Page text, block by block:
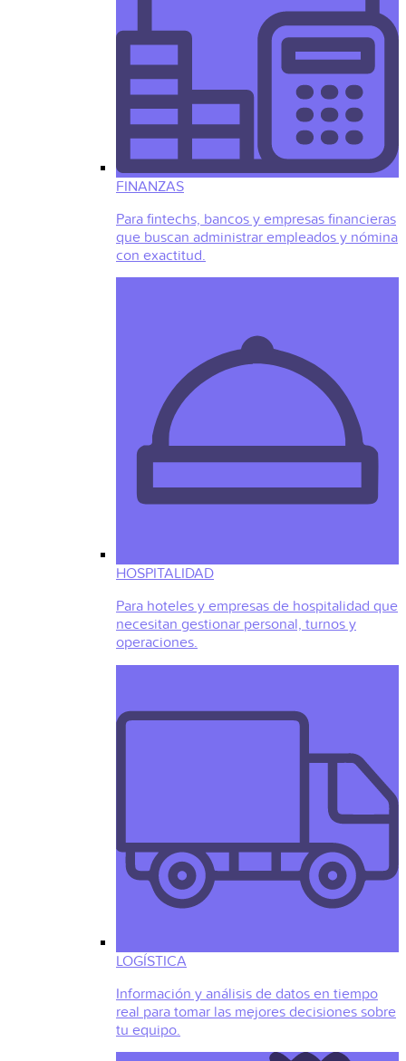
FINANZAS
Para fintechs, bancos y empresas financieras
que buscan administrar empleados y nómina
con exactitud.
HOSPITALIDAD
Para hoteles y empresas de hospitalidad que
necesitan gestionar personal, turnos y
operaciones.
LOGÍSTICA
Información y análisis de datos en tiempo
real para tomar las mejores decisiones sobre
tu equipo.